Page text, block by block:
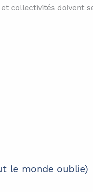
collectivités doivent
le monde oublie)